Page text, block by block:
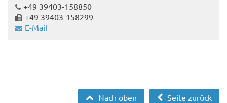
+49 39403-158850
+49 39403-158299
E-Mail
Seite zurück
Nach oben